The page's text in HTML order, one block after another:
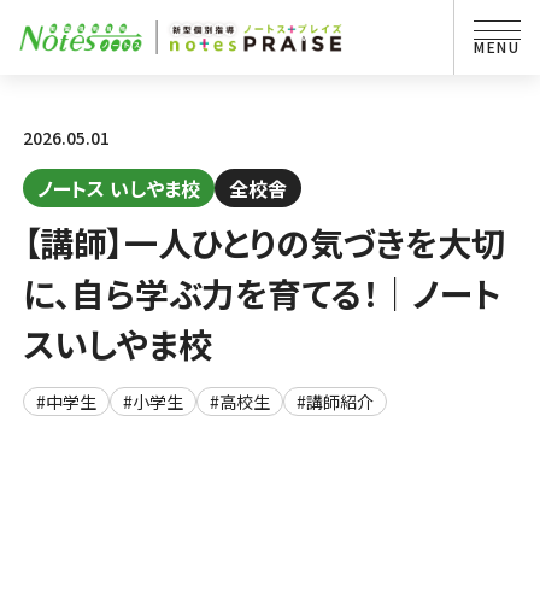
2026.05.01
ノートス いしやま校 全校舎
【講師】一人ひとりの気づきを大切
に、自ら学ぶ力を育てる！｜ノート
スいしやま校
#中学生 #小学生 #高校生 #講師紹介